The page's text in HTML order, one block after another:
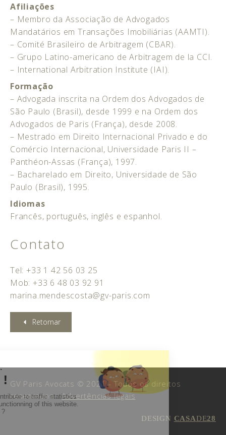
Afiliações
– Membro da Associação de Advogados
Mandatários em Transações Imobiliárias (AAMTI).
– Comité Brasileiro de Arbitragem (CBAR).
– Grupo Latino-americano de Arbitragem de la CCI.
– International Arbitration Institute (IAI).
Formação
– Advogada inscrita na Ordem dos Advogados de
São Paulo (Brasil), desde 1999 e na Ordem dos
Advogados de Paris (França), desde 2008.
– Mestrado em Direito Internacional Privado e do
Comércio Internacional, Universidade Paris II –
Panthéon-Assas (França), 1997.
– Bacharelado em Direito, Universidade de São
Paulo (Brasil), 1995.
Idiomas
Francês, português, inglês e espanhol.
Contato
Tel: +33 1 42 56 03 25
Mob: +33 6 48 03 92 91
marina.mendescosta@gv-paris.com
Retornar
GV Paris Avocats © 2021 - Todos os direitos
reservados -Advertências legais
DESIGN CASADE28